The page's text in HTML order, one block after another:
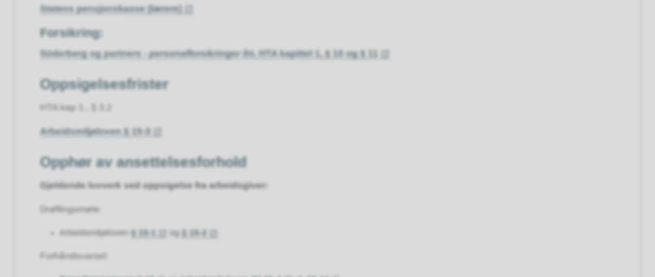
Statens pensjonskasse (lærere)
Forsikring:
Söderberg og partners - personalforsikringer iht. HTA kapittel 1, § 10 og § 11
Oppsigelsesfrister
HTA kap 1., § 3.2
Arbeidsmiljøloven § 15-3
Opphør av ansettelsesforhold
Gjeldende lovverk ved oppsigelse fra arbeidsgiver:
Drøftingsmøte:
Arbeidsmiljøloven § 15-1 og § 15-2
Forhåndsvarsel: